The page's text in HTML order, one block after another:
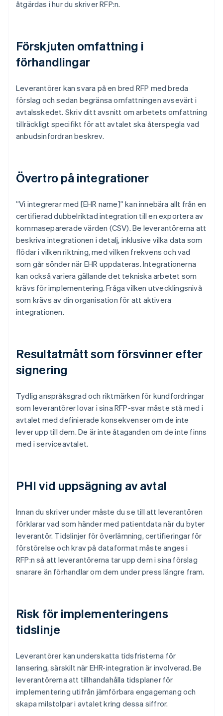
åtgärdas i hur du skriver RFP:n.
Förskjuten omfattning i
förhandlingar
Leverantörer kan svara på en bred RFP med breda
förslag och sedan begränsa omfattningen avsevärt i
avtalsskedet. Skriv ditt avsnitt om arbetets omfattning
tillräckligt specifikt för att avtalet ska återspegla vad
anbudsinfordran beskrev.
Övertro på integrationer
”Vi integrerar med [EHR name]” kan innebära allt från en
certifierad dubbelriktad integration till en exportera av
kommaseparerade värden (CSV). Be leverantörerna att
beskriva integrationen i detalj, inklusive vilka data som
flödar i vilken riktning, med vilken frekvens och vad
som går sönder när EHR uppdateras. Integrationerna
kan också variera gällande det tekniska arbetet som
krävs för implementering. Fråga vilken utvecklingsnivå
som krävs av din organisation för att aktivera
integrationen.
Resultatmått som försvinner efter
signering
Tydlig anspråksgrad och riktmärken för kundfordringar
som leverantörer lovar i sina RFP-svar måste stå med i
avtalet med definierade konsekvenser om de inte
lever upp till dem. De är inte åtaganden om de inte finns
med i serviceavtalet.
PHI vid uppsägning av avtal
Innan du skriver under måste du se till att leverantören
förklarar vad som händer med patientdata när du byter
leverantör. Tidslinjer för överlämning, certifieringar för
förstörelse och krav på dataformat måste anges i
RFP:n så att leverantörerna tar upp dem i sina förslag
snarare än förhandlar om dem under press längre fram.
Risk för implementeringens
tidslinje
Leverantörer kan underskatta tidsfristerna för
lansering, särskilt när EHR-integration är involverad. Be
leverantörerna att tillhandahålla tidsplaner för
implementering utifrån jämförbara engagemang och
skapa milstolpar i avtalet kring dessa siffror.